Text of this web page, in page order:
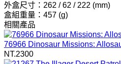
外盒尺寸：262 / 62 / 222 (mm)
盒組重量：457 (g)
相關產品
76966 Dinosaur Missions:
NT.2300